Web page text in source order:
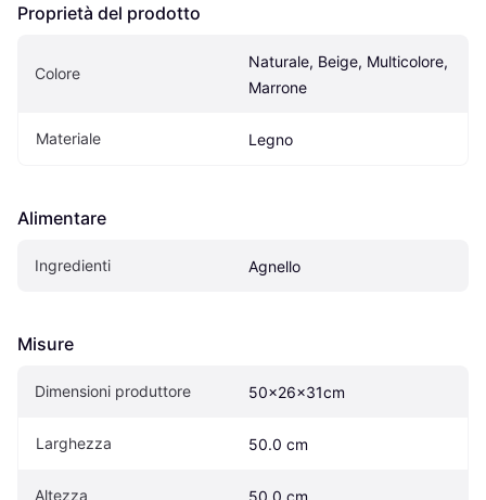
Proprietà del prodotto
Colore
Naturale, Beige, Multicolore,
Marrone
Materiale Legno
Alimentare
Ingredienti Agnello
Misure
Dimensioni produttore 50x26x31cm
Larghezza 50.0 cm
Altezza 50.0 cm